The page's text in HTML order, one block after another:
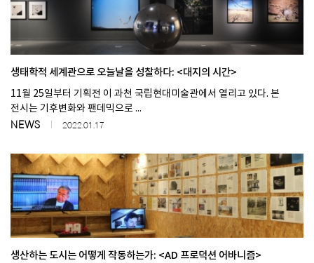
생태학적 세계관으로 오늘날을 성찰하다: <대지의 시간>
11월 25일부터 기획전 이 과천 국립현대미술관에서 열리고 있다. 본
전시는 기후변화와 팬데믹으로 ...
NEWS 2022.01.17
생산하는 도시는 어떻게 작동하는가: <AD 프로덕션 어바니즘>